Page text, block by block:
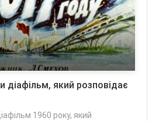
діафільм, який розповідає
1960 року, який